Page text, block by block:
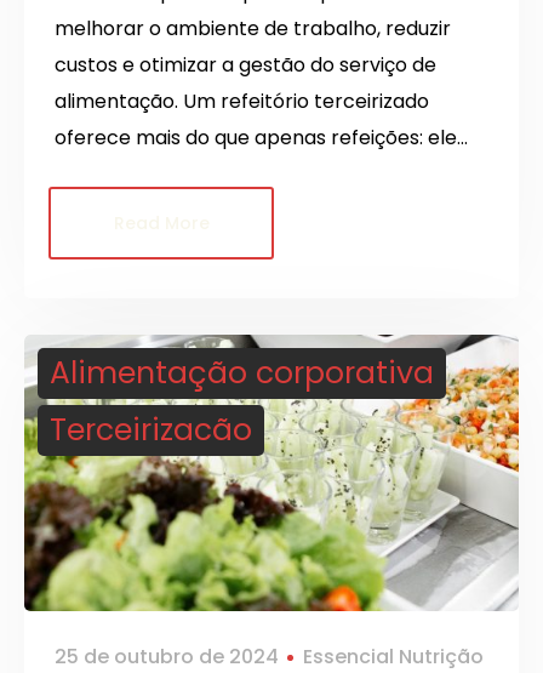
melhorar o ambiente de trabalho, reduzir
custos e otimizar a gestão do serviço de
alimentação. Um refeitório terceirizado
oferece mais do que apenas refeições: ele…
Alimentação corporativa
Terceirizacão
25 de outubro de 2024 Essencial Nutrição